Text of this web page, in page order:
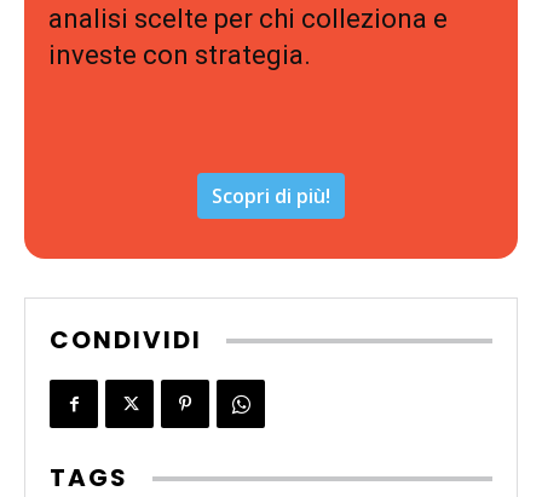
analisi scelte per chi colleziona e
investe con strategia.
Scopri di più!
CONDIVIDI
TAGS